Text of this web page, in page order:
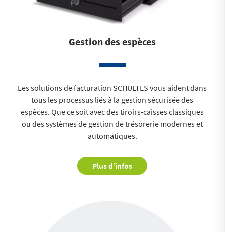
Gestion des espèces
Les solutions de facturation SCHULTES vous aident dans
tous les processus liés à la gestion sécurisée des
espèces. Que ce soit avec des tiroirs-caisses classiques
ou des systèmes de gestion de trésorerie modernes et
automatiques.
Plus d’infos